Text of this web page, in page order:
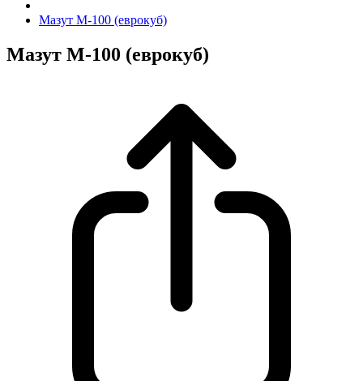
Мазут М-100 (еврокуб)
Мазут М-100 (еврокуб)